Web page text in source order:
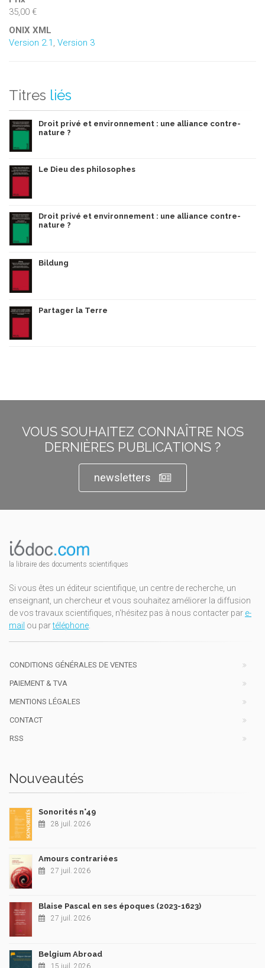
35,00 €
ONIX XML
Version 2.1 , Version 3
Titres liés
Droit privé et environnement : une alliance contre-
nature ?
Le Dieu des philosophes
Droit privé et environnement : une alliance contre-
nature ?
Bildung
Partager la Terre
VOUS SOUHAITEZ CONNAÎTRE NOS
DERNIÈRES PUBLICATIONS ?
newsletters
la libraire des documents scientifiques
Si vous êtes un éditeur scientifique, un centre de recherche, un
enseignant, un chercheur et vous souhaitez améliorer la diffusion
de vos travaux scientifiques, n'hésitez pas à nous contacter par e-
mail ou partéléphone
CONDITIONS GÉNÉRALES DE VENTES
PAIEMENT & TVA
MENTIONS LÉGALES
CONTACT
RSS
Nouveautés
Sonorités n°49
28 juil. 2026
Amours contrariées
27 juil. 2026
Blaise Pascal en ses époques (2023-1623)
27 juil. 2026
Belgium Abroad
15 juil. 2026